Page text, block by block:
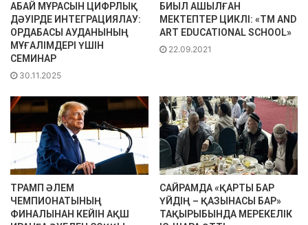
АБАЙ МҰРАСЫН ЦИФРЛЫҚ
ДӘУІРДЕ ИНТЕГРАЦИЯЛАУ:
ОРДАБАСЫ АУДАНЫНЫҢ
МҰҒАЛІМДЕРІ ҮШІН
СЕМИНАР
30.11.2025
БИЫЛ АШЫЛҒАН
МЕКТЕПТЕР ЦИКЛІ: «TM AND
ART EDUCATIONAL SCHOOL»
22.09.2021
ТРАМП ӘЛЕМ
ЧЕМПИОНАТЫНЫҢ
ФИНАЛЫНАН КЕЙІН АҚШ
САЙРАМДА «ҚАРТЫ БАР
ҮЙДІҢ – ҚАЗЫНАСЫ БАР»
ТАҚЫРЫБЫНДА МЕРЕКЕЛІК